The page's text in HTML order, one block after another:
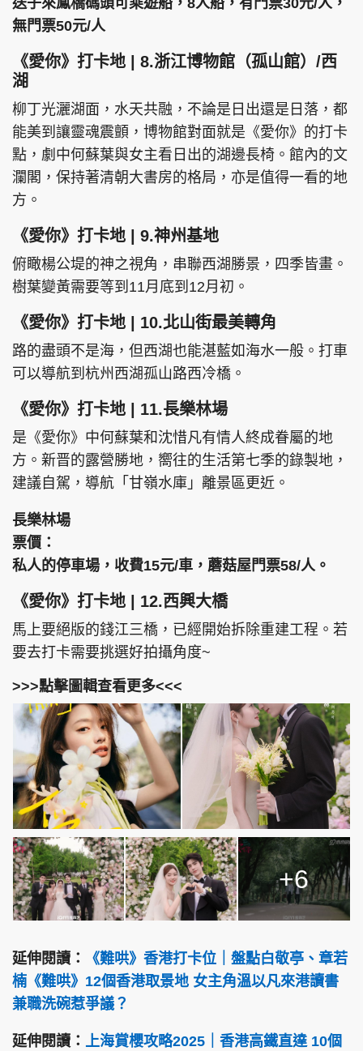
無門票50元/人
《愛你》打卡地 | 8.浙江博物館（孤山館）/西
湖
柳丁光灑湖面，水天共融，不論是日出還是日落，都
能美到讓靈魂震顫，博物館對面就是《愛你》的打卡
點，劇中何蘇葉與女主看日出的湖邊長椅。館內的文
瀾閣，保持著清朝大書房的格局，亦是值得一看的地
方。
《愛你》打卡地 | 9.神州基地
俯瞰楊公堤的神之視角，串聯西湖勝景，四季皆畫。
樹葉變黃需要等到11月底到12月初。
《愛你》打卡地 | 10.北山街最美轉角
路的盡頭不是海，但西湖也能湛藍如海水一般。打車
可以導航到杭州西湖孤山路西冷橋。
《愛你》打卡地 | 11.長樂林場
是《愛你》中何蘇葉和沈惜凡有情人終成眷屬的地
方。新晋的露營勝地，嚮往的生活第七季的錄製地，
建議自駕，導航「甘嶺水庫」離景區更近。
長樂林場
票價：
私人的停車場，收費15元/車，蘑菇屋門票58/人。
《愛你》打卡地 | 12.西興大橋
馬上要絕版的錢江三橋，已經開始拆除重建工程。若
要去打卡需要挑選好拍攝角度~
>>>點擊圖輯查看更多<<<
+6
延伸閱讀：
《難哄》香港打卡位｜盤點白敬亭、章若
楠《難哄》12個香港取景地 女主角溫以凡來港讀書
兼職洗碗惹爭議？
延伸閱讀： 上海賞櫻攻略2025｜香港高鐵直達 10個